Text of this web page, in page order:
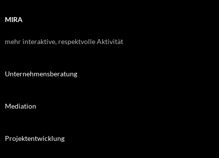
MIRA
mehr interaktive, respektvolle Aktivität
Unternehmensberatung
Mediation
Projektentwicklung